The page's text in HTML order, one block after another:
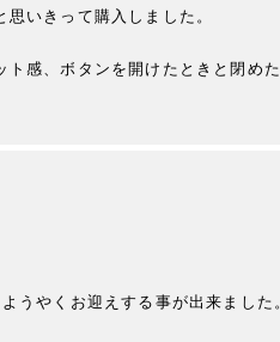
いきって購入しました。
感、ボタンを開けたときと閉めた
うやくお迎えする事が出来まし